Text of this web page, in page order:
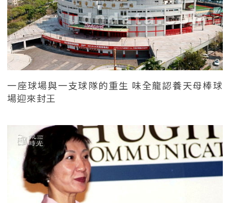
一座球場與一支球隊的重生 味全龍認養天母棒球
場迎來封王